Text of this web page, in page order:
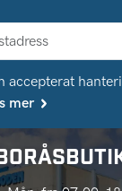
accepterat
mer